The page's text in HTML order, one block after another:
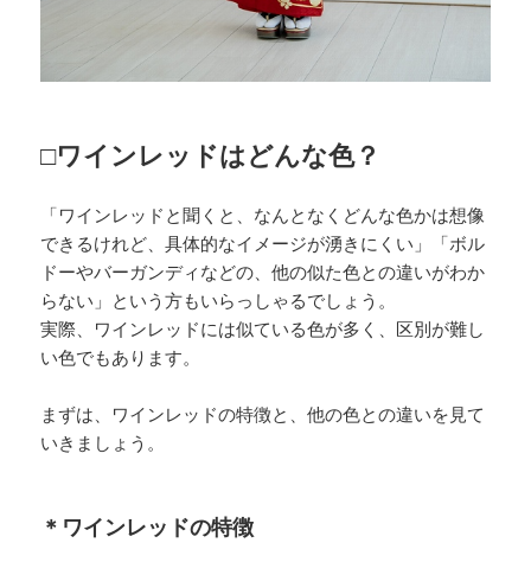
□ワインレッドはどんな色？
「ワインレッドと聞くと、なんとなくどんな色かは想像
できるけれど、具体的なイメージが湧きにくい」「ボル
ドーやバーガンディなどの、他の似た色との違いがわか
らない」という方もいらっしゃるでしょう。
実際、ワインレッドには似ている色が多く、区別が難し
い色でもあります。
まずは、ワインレッドの特徴と、他の色との違いを見て
いきましょう。
＊ワインレッドの特徴